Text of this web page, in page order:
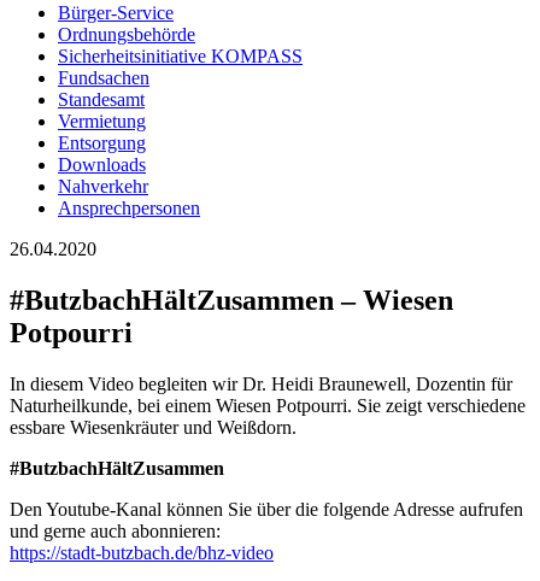
Bürger-Service
Ordnungsbehörde
Sicherheitsinitiative KOMPASS
Fundsachen
Standesamt
Vermietung
Entsorgung
Downloads
Nahverkehr
Ansprechpersonen
26.04.2020
#ButzbachHältZusammen – Wiesen
Potpourri
In diesem Video begleiten wir Dr. Heidi Braunewell, Dozentin für
Naturheilkunde, bei einem Wiesen Potpourri. Sie zeigt verschiedene
essbare Wiesenkräuter und Weißdorn.
#ButzbachHältZusammen
Den Youtube-Kanal können Sie über die folgende Adresse aufrufen
und gerne auch abonnieren:
https://stadt-butzbach.de/bhz-video